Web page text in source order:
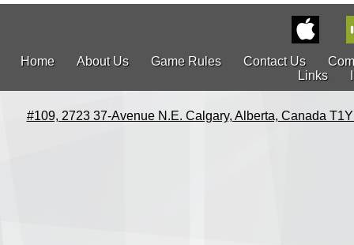
Home About Us Game Rules Contact Us
Links
#109, 2723 37-Avenue N.E. Calgary, Alberta, Canada